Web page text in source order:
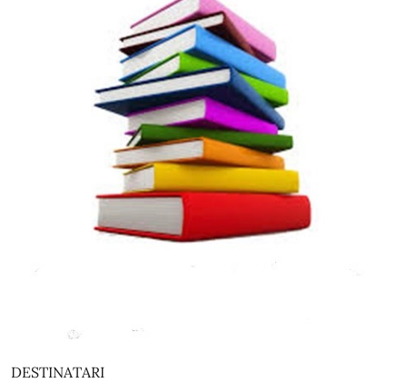
DESTINATARI